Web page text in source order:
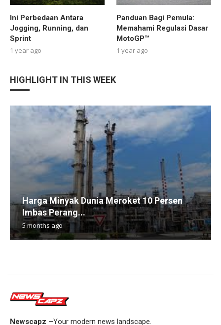
Ini Perbedaan Antara
Jogging, Running, dan
Sprint
1 year ago
Panduan Bagi Pemula:
Memahami Regulasi Dasar
MotoGP™
1 year ago
HIGHLIGHT IN THIS WEEK
Harga Minyak Dunia Meroket 10 Persen
Imbas Perang...
5 months ago
Newscapz –Your modern news landscape.